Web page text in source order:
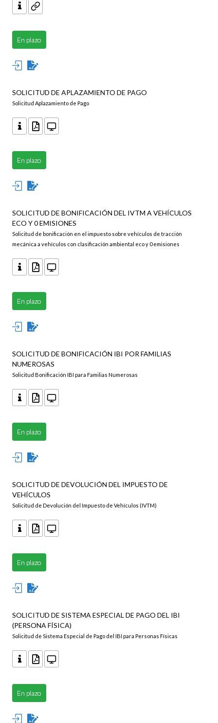
En plazo
SOLICITUD DE APLAZAMIENTO DE PAGO
Solicitud Aplazamiento de Pago
En plazo
SOLICITUD DE BONIFICACIÓN DEL IVTM A VEHÍCULOS
ECO Y 0 EMISIONES
Solicitud de bonificación en el impuesto sobre vehículos de tracción
mecánica a vehículos con clasificación ambiental eco y 0 emisiones
En plazo
SOLICITUD DE BONIFICACIÓN IBI POR FAMILIAS
NUMEROSAS
Solicitud Bonificación IBI para Familias Numerosas
En plazo
SOLICITUD DE DEVOLUCIÓN DEL IMPUESTO DE
VEHÍCULOS
Solicitud de Devolución del Impuesto de Vehículos (IVTM)
En plazo
SOLICITUD DE SISTEMA ESPECIAL DE PAGO DEL IBI
(PERSONA FÍSICA)
Solicitud de Sistema Especial de Pago del IBI para Personas Físicas
En plazo